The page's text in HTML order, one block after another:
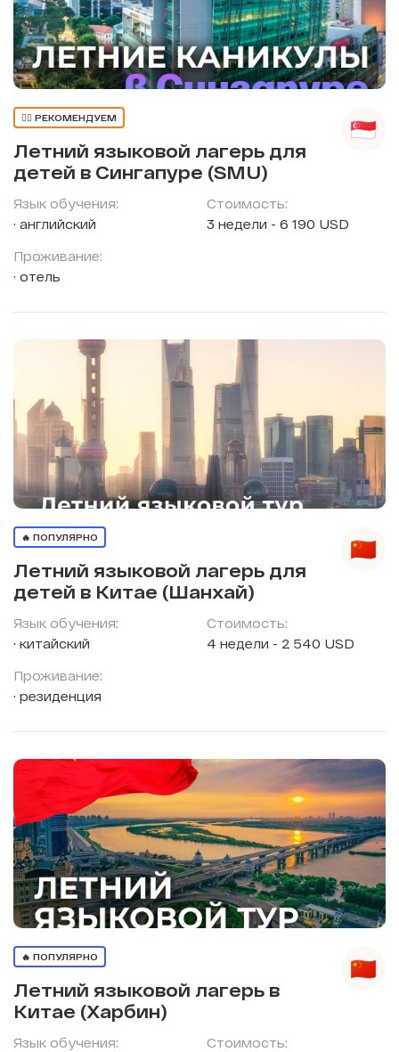
👍🏼 РЕКОМЕНДУЕМ
Летний языковой лагерь для
детей в Сингапуре (SMU)
Язык обучения:
английский
Проживание:
отель
Стоимость:
3 недели - 6 190 USD
🔥 ПОПУЛЯРНО
Летний языковой лагерь для
детей в Китае (Шанхай)
Язык обучения:
китайский
Проживание:
резиденция
Стоимость:
4 недели - 2 540 USD
🔥 ПОПУЛЯРНО
Летний языковой лагерь в
Китае (Харбин)
Язык обучения:
Стоимость: